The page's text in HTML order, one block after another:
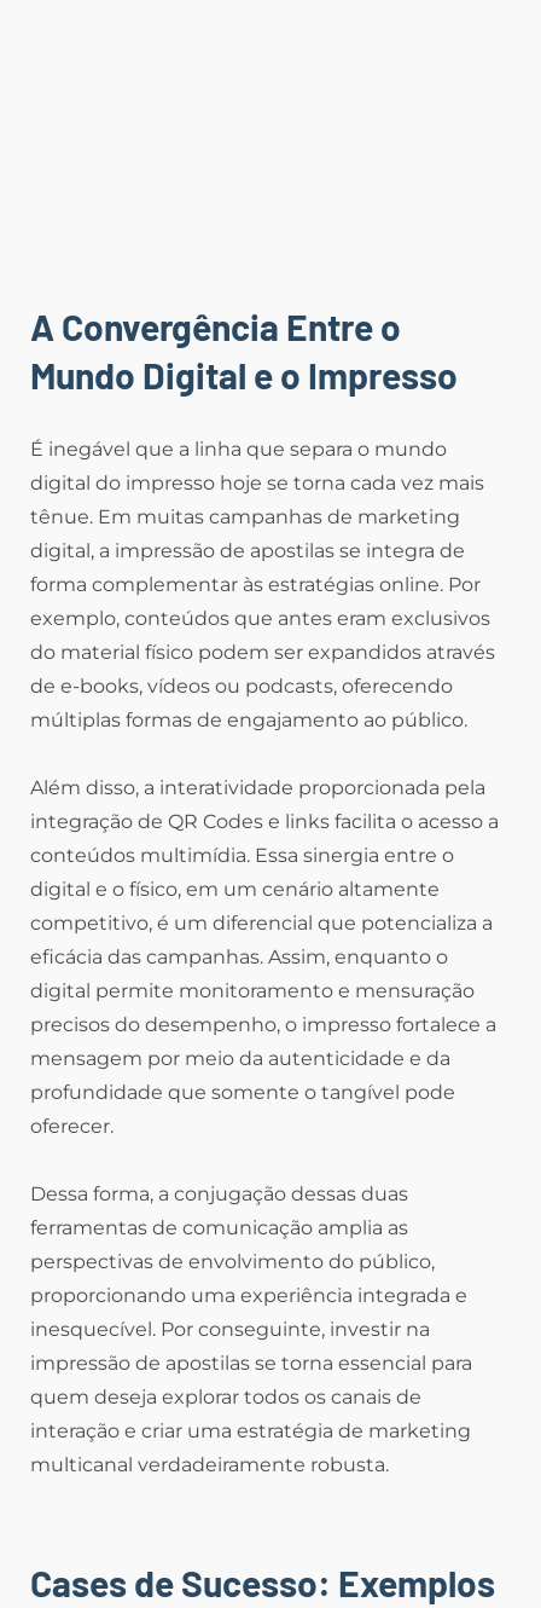
A Convergência Entre o
Mundo Digital e o Impresso
É inegável que a linha que separa o mundo
digital do impresso hoje se torna cada vez mais
tênue. Em muitas campanhas de marketing
digital, a impressão de apostilas se integra de
forma complementar às estratégias online. Por
exemplo, conteúdos que antes eram exclusivos
do material físico podem ser expandidos através
de e-books, vídeos ou podcasts, oferecendo
múltiplas formas de engajamento ao público.
Além disso, a interatividade proporcionada pela
integração de QR Codes e links facilita o acesso a
conteúdos multimídia. Essa sinergia entre o
digital e o físico, em um cenário altamente
competitivo, é um diferencial que potencializa a
eficácia das campanhas. Assim, enquanto o
digital permite monitoramento e mensuração
precisos do desempenho, o impresso fortalece a
mensagem por meio da autenticidade e da
profundidade que somente o tangível pode
oferecer.
Dessa forma, a conjugação dessas duas
ferramentas de comunicação amplia as
perspectivas de envolvimento do público,
proporcionando uma experiência integrada e
inesquecível. Por conseguinte, investir na
impressão de apostilas se torna essencial para
quem deseja explorar todos os canais de
interação e criar uma estratégia de marketing
multicanal verdadeiramente robusta.
Cases de Sucesso: Exemplos